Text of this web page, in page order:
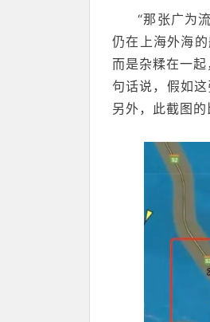
“那张广为
仍在上海外海
而是杂糅在一
句话说，假如
另外，此截图的